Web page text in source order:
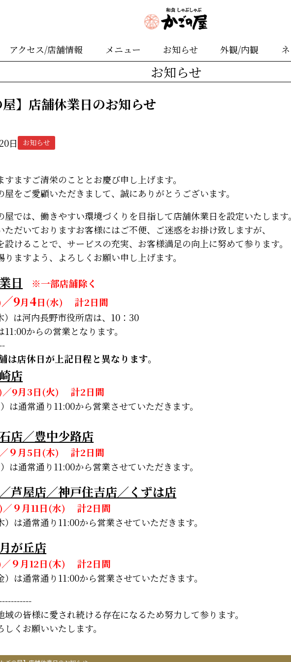
アクセス/店舗情報 メニュー お知らせ 外観/内観
お知らせ
屋】店舗休業日のお知らせ
日 お知らせ
ますご清栄のこととお慶び申し上げます。
屋をご愛顧いただきまして、誠にありがとうございます。
屋では、働きやすい環境づくりを目指して店舗休業日を設定いたします。
ただいておりますお客様にはご不便、ご迷惑をお掛け致しますが、
設けることで、サービスの充実、お客様満足の向上に努めて参ります。
りますよう、よろしくお願い申し上げます。
日 ※一部店舗除く
／9月4日(水)
計2日間
は河内長野市役所店は、10：30
からの営業となります。
は店休日が上記日程と異なります。
店
／9月3日(火) 計2日間
は通常通り11:00から営業させていただきます。
店／豊中少路店
９月5日(木) 計2日間
は通常通り11:00から営業させていただきます。
芦屋店／神戸住吉店／くずは店
／９月11日(水) 計2日間
は通常通り11:00から営業させていただきます。
が丘店
／９月12日(木) 計2日間
は通常通り11:00から営業させていただきます。
域の皆様に愛され続ける存在になるため努力して参ります。
くお願いいたします。